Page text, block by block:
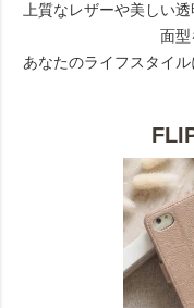
上質なレザーや美しい
面型
あなたのライフスタイ